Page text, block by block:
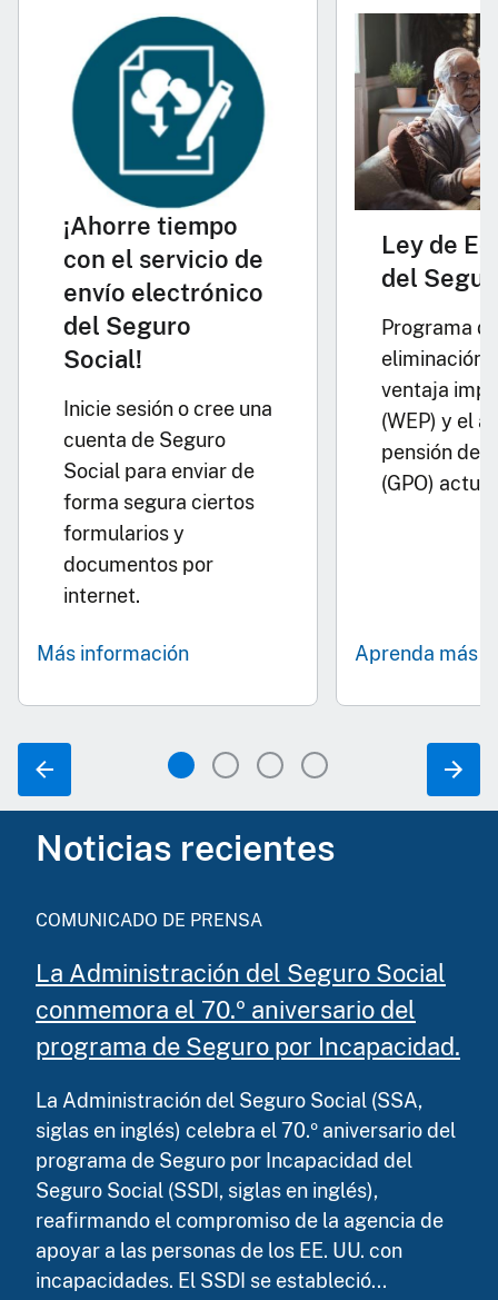
¡Ahorre tiempo
con el servicio de
envío electrónico
del Seguro
Social!
Inicie sesión o cree una
cuenta de Seguro
Social para enviar de
forma segura ciertos
formularios y
documentos por
internet.
Más información
Ley de
del
Programa
eliminación
ventaja
(WEP) y el
pensión del
(GPO)
Aprenda más
Noticias recientes
COMUNICADO DE PRENSA
La Administración del Seguro Social
conmemora el 70.º aniversario del
programa de Seguro por Incapacidad.
La Administración del Seguro Social (SSA,
siglas en inglés) celebra el 70.º aniversario del
programa de Seguro por Incapacidad del
Seguro Social (SSDI, siglas en inglés),
reafirmando el compromiso de la agencia de
apoyar a las personas de los EE. UU. con
incapacidades. El SSDI se estableció...